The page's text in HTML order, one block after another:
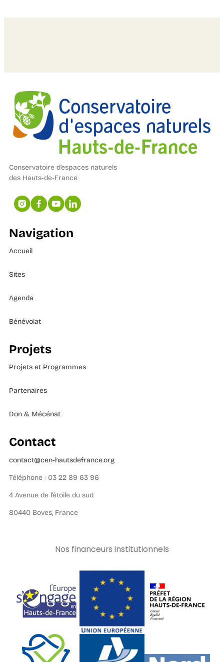
Conservatoire d’espaces naturels
des Hauts-de-France
Navigation
Accueil
Sites
Agenda
Bénévolat
Projets
Projets et Programmes
Partenaires
Don & Mécénat
Contact
contact@cen-hautsdefrance.org
Téléphone : 03 22 89 63 96
4 Avenue de l’étoile du sud
80440 Boves, France
Nos financeurs institutionnels